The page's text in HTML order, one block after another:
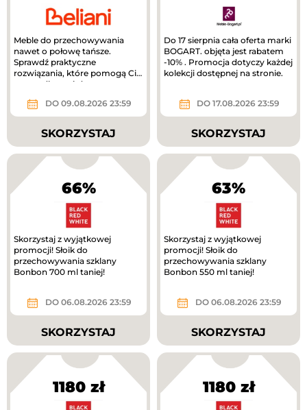
Meble do przechowywania
nawet o połowę tańsze.
Sprawdź praktyczne
rozwiązania, które pomogą Ci
uporządkować dom.
DO 09.08.2026 23:59
SKORZYSTAJ
Do 17 sierpnia cała oferta marki
BOGART. objęta jest rabatem
-10% . Promocja dotyczy każdej
kolekcji dostępnej na stronie.
DO 17.08.2026 23:59
SKORZYSTAJ
66%
Skorzystaj z wyjątkowej
promocji! Słoik do
przechowywania szklany
Bonbon 700 ml taniej!
DO 06.08.2026 23:59
SKORZYSTAJ
63%
Skorzystaj z wyjątkowej
promocji! Słoik do
przechowywania szklany
Bonbon 550 ml taniej!
DO 06.08.2026 23:59
SKORZYSTAJ
1180 zł 1180 zł